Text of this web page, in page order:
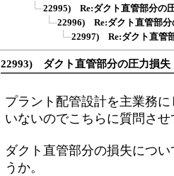
22995) Re:ダクト直管部分の
22996) Re:ダクト直管部分
22997) Re:ダクト直管
22993) ダクト直管部分の圧力損失
プラント配管設計を主業務
いないのでこちらに質問さ
ダクト直管部分の損失につ
うか。